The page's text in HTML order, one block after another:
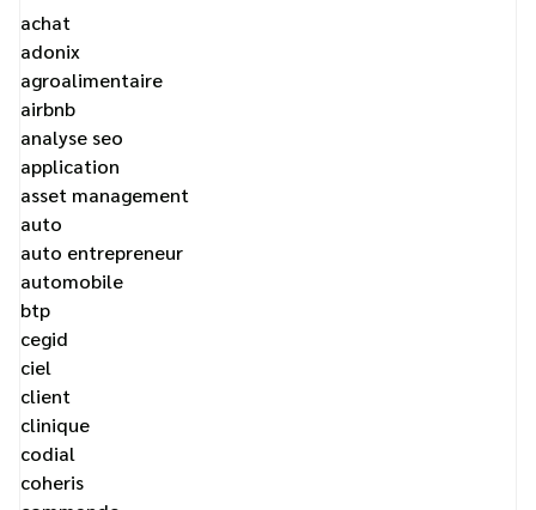
achat
adonix
agroalimentaire
airbnb
analyse seo
application
asset management
auto
auto entrepreneur
automobile
btp
cegid
ciel
client
clinique
codial
coheris